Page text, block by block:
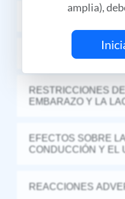
amplia),
RECOMENDACIONES
RESTRICCIONES
EMBARAZO Y LA
EFECTOS SOBRE
CONDUCCIÓN Y EL
REACCIONES